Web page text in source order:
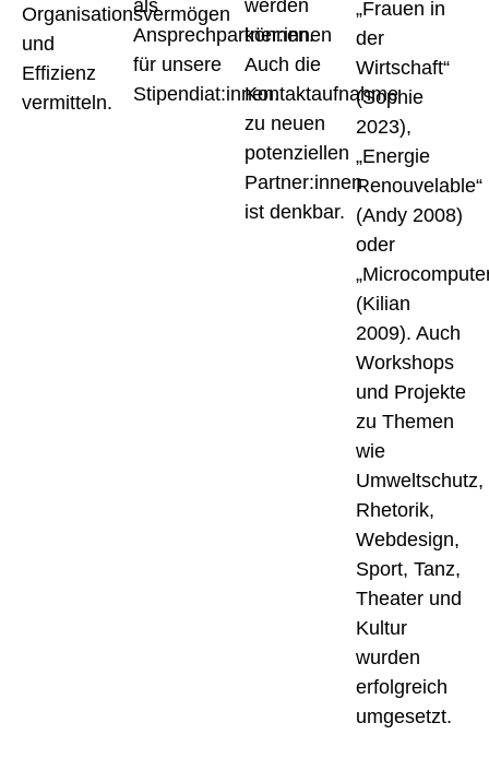
Organisationsvermögen
und
Effizienz
vermitteln.
als
Ansprechpartner:innen
für unsere
Stipendiat:innen.
werden
können.
Auch die
Kontaktaufnahme
zu neuen
potenziellen
Partner:innen
ist denkbar.
„Frauen in
der
Wirtschaft“
(Sophie
2023),
„Energie
Renouvelable“
(Andy 2008)
oder
(Kilian
2009). Auch
Workshops
und Projekte
zu Themen
wie
Umweltschutz,
Rhetorik,
Webdesign,
Sport, Tanz,
Theater und
Kultur
wurden
erfolgreich
umgesetzt.